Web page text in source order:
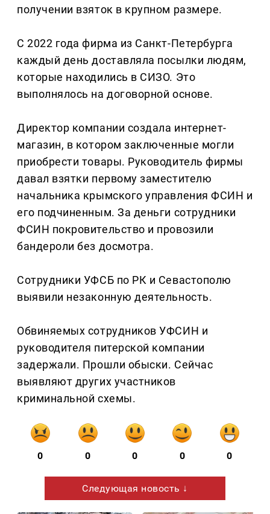
получении взяток в крупном размере.
С 2022 года фирма из Санкт-Петербурга
каждый день доставляла посылки людям,
которые находились в СИЗО. Это
выполнялось на договорной основе.
Директор компании создала интернет-
магазин, в котором заключенные могли
приобрести товары. Руководитель фирмы
давал взятки первому заместителю
начальника крымского управления ФСИН и
его подчиненным. За деньги сотрудники
ФСИН покровительство и провозили
бандероли без досмотра.
Сотрудники УФСБ по РК и Севастополю
выявили незаконную деятельность.
Обвиняемых сотрудников УФСИН и
руководителя питерской компании
задержали. Прошли обыски. Сейчас
выявляют других участников
криминальной схемы.
0 0 0 0 0
Следующая новость ↓